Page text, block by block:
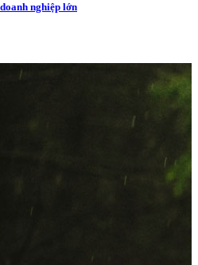
nghiệp lớn